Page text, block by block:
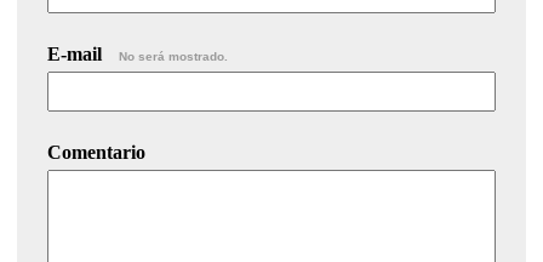
E-mail No será mostrado.
Comentario